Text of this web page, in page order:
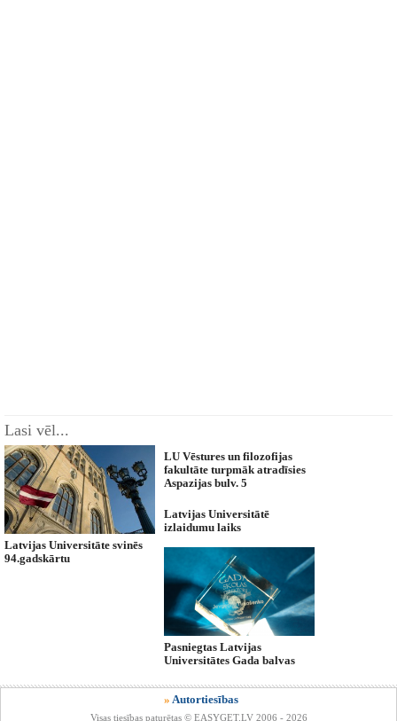
Lasi vēl...
Latvijas Universitāte svinēs
94.gadskārtu
LU Vēstures un filozofijas
fakultāte turpmāk atradīsies
Aspazijas bulv. 5
Latvijas Universitātē
izlaidumu laiks
Pasniegtas Latvijas
Universitātes Gada balvas
» Autortiesības
Visas tiesības paturētas © EASYGET.LV 2006 - 2026